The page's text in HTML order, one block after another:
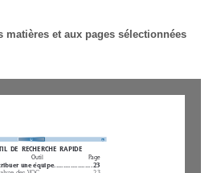
et aux pages sélectionnées